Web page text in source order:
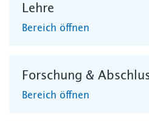
Lehre
Bereich öffnen
Forschung &
Bereich öffnen